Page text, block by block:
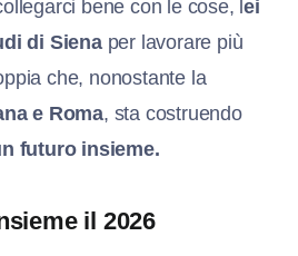
bene con le cose, lei
di Sienaper lavorare più
che, nonostante la
e Roma, sta costruendo
futuro insieme.
il 2026